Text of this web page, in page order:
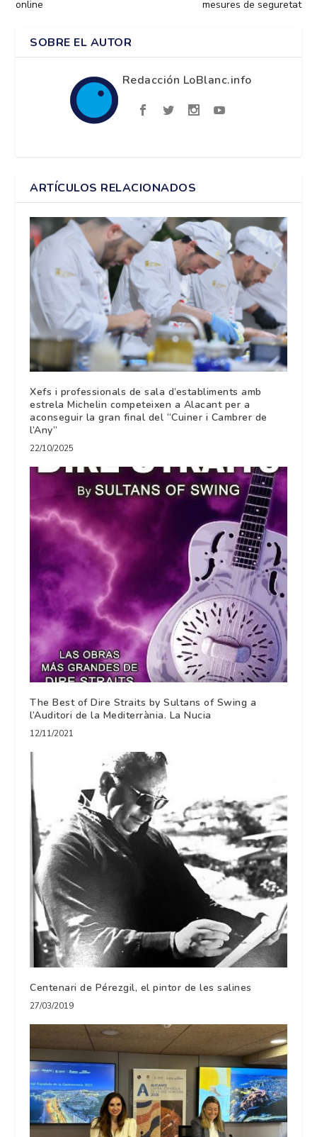
online mesures de seguretat
SOBRE EL AUTOR
Redacción LoBlanc.info
ARTÍCULOS RELACIONADOS
Xefs i professionals de sala d’establiments amb
estrela Michelin competeixen a Alacant per a
aconseguir la gran final del “Cuiner i Cambrer de
l’Any”
22/10/2025
The Best of Dire Straits by Sultans of Swing a
l’Auditori de la Mediterrània. La Nucia
12/11/2021
Centenari de Pérezgil, el pintor de les salines
27/03/2019